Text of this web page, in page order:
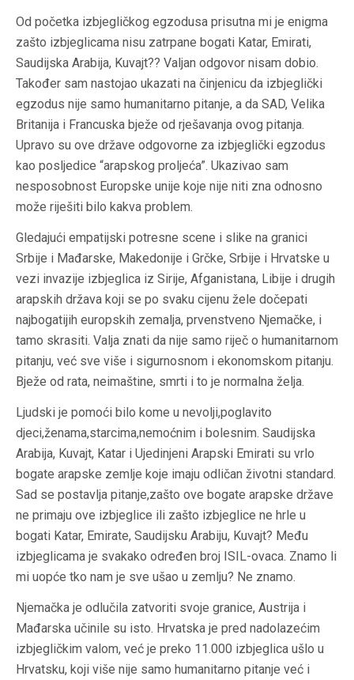
Od početka izbjegličkog egzodusa prisutna mi je enigma
zašto izbjeglicama nisu zatrpane bogati Katar, Emirati,
Saudijska Arabija, Kuvajt?? Valjan odgovor nisam dobio.
Također sam nastojao ukazati na činjenicu da izbjeglički
egzodus nije samo humanitarno pitanje, a da SAD, Velika
Britanija i Francuska bježe od rješavanja ovog pitanja.
Upravo su ove države odgovorne za izbjeglički egzodus
kao posljedice “arapskog proljeća”. Ukazivao sam
nesposobnost Europske unije koje nije niti zna odnosno
može riješiti bilo kakva problem.
Gledajući empatijski potresne scene i slike na granici
Srbije i Mađarske, Makedonije i Grčke, Srbije i Hrvatske u
vezi invazije izbjeglica iz Sirije, Afganistana, Libije i drugih
arapskih država koji se po svaku cijenu žele dočepati
najbogatijih europskih zemalja, prvenstveno Njemačke, i
tamo skrasiti. Valja znati da nije samo riječ o humanitarnom
pitanju, već sve više i sigurnosnom i ekonomskom pitanju.
Bježe od rata, neimaštine, smrti i to je normalna želja.
Ljudski je pomoći bilo kome u nevolji,poglavito
djeci,ženama,starcima,nemoćnim i bolesnim. Saudijska
Arabija, Kuvajt, Katar i Ujedinjeni Arapski Emirati su vrlo
bogate arapske zemlje koje imaju odličan životni standard.
Sad se postavlja pitanje,zašto ove bogate arapske države
ne primaju ove izbjeglice ili zašto izbjeglice ne hrle u
bogati Katar, Emirate, Saudijsku Arabiju, Kuvajt? Među
izbjeglicama je svakako određen broj ISIL-ovaca. Znamo li
mi uopće tko nam je sve ušao u zemlju? Ne znamo.
Njemačka je odlučila zatvoriti svoje granice, Austrija i
Mađarska učinile su isto. Hrvatska je pred nadolazećim
izbjegličkim valom, već je preko 11.000 izbjeglica ušlo u
Hrvatsku, koji više nije samo humanitarno pitanje već i